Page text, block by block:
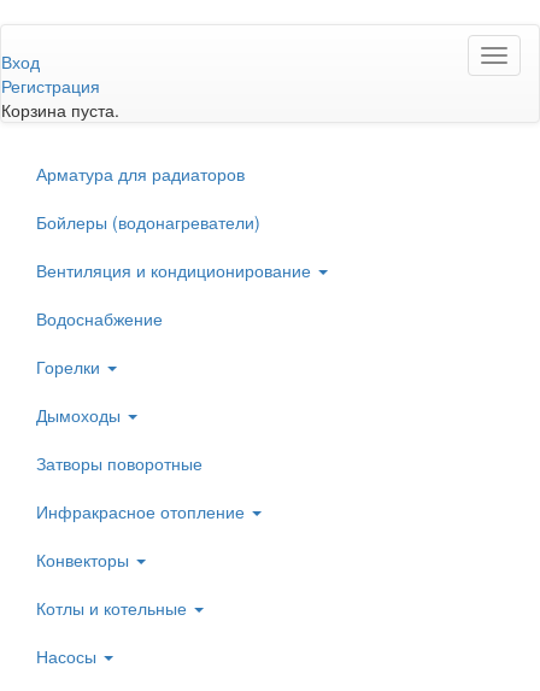
к
основному
содержанию
Вход
Регистрация
Корзина пуста.
Арматура для радиаторов
Бойлеры (водонагреватели)
Вентиляция и кондиционирование
Водоснабжение
Горелки
Дымоходы
Затворы поворотные
Инфракрасное отопление
Конвекторы
Котлы и котельные
Насосы